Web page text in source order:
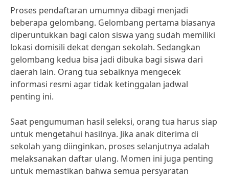
Proses pendaftaran umumnya dibagi menjadi
beberapa gelombang. Gelombang pertama biasanya
diperuntukkan bagi calon siswa yang sudah memiliki
lokasi domisili dekat dengan sekolah. Sedangkan
gelombang kedua bisa jadi dibuka bagi siswa dari
daerah lain. Orang tua sebaiknya mengecek
informasi resmi agar tidak ketinggalan jadwal
penting ini.
Saat pengumuman hasil seleksi, orang tua harus siap
untuk mengetahui hasilnya. Jika anak diterima di
sekolah yang diinginkan, proses selanjutnya adalah
melaksanakan daftar ulang. Momen ini juga penting
untuk memastikan bahwa semua persyaratan